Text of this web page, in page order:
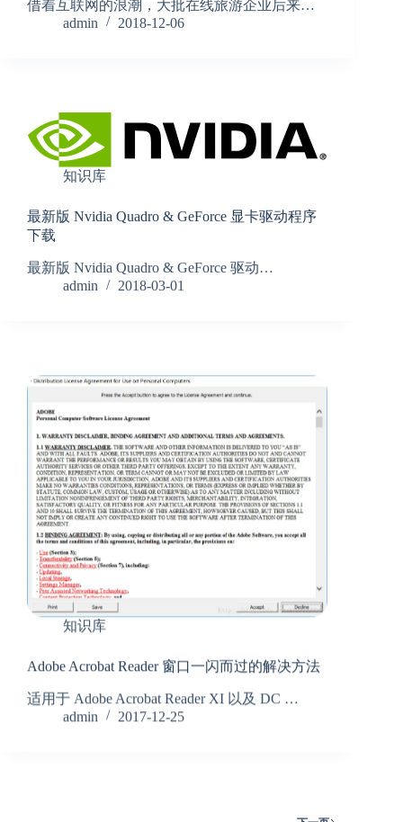
借着互联网的浪潮，大批在线旅游企业后来…
admin
2018-12-06
知识库
最新版 Nvidia Quadro & GeForce 显卡驱动程序
下载
最新版 Nvidia Quadro & GeForce 驱动…
admin
2018-03-01
知识库
Adobe Acrobat Reader 窗口一闪而过的解决方法
适用于 Adobe Acrobat Reader XI 以及 DC …
admin
2017-12-25